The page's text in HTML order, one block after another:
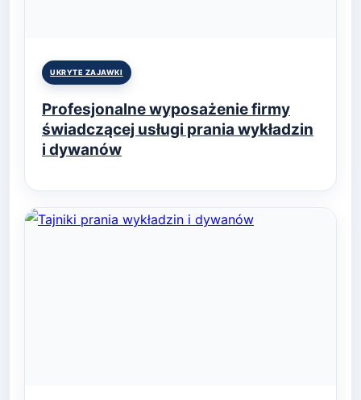
Posted
UKRYTE ZAJAWKI
Profesjonalne wyposażenie firmy
świadczącej usługi prania wykładzin
i dywanów